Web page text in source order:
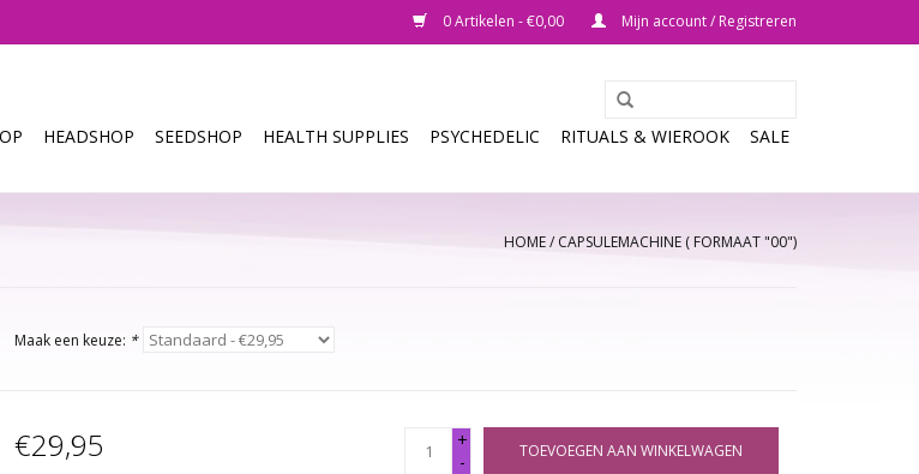
0 Artikelen - €0,00 Mijn account / Registreren
HEADSHOP SEEDSHOP HEALTH SUPPLIES PSYCHEDELIC RITUALS & WIEROOK SALE
HOME/CAPSULEMACHINE ( FORMAAT "00")
Maak een keuze: *
€29,95
+
-
TOEVOEGEN AAN WINKELWAGEN